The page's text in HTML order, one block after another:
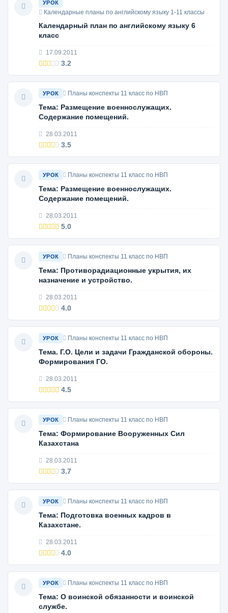
УРОК
Календарные планы по английскому языку 1-11 классы
Календарный план по английскому языку 6
класс
17.09.2011
3.2
УРОК Планы конспекты 11 класс по НВП
Тема: Размещение военнослужащих.
Содержание помещений.
28.03.2011
3.5
УРОК Планы конспекты 11 класс по НВП
Тема: Размещение военнослужащих.
Содержание помещений.
28.03.2011
5.0
УРОК Планы конспекты 11 класс по НВП
Тема: Противорадиационные укрытия, их
назначение и устройство.
28.03.2011
4.0
УРОК Планы конспекты 11 класс по НВП
Тема. Г.О. Цели и задачи Гражданской обороны.
Формирования ГО.
28.03.2011
4.5
УРОК Планы конспекты 11 класс по НВП
Тема: Формирование Вооруженных Сил
Казахстана
28.03.2011
3.7
УРОК Планы конспекты 11 класс по НВП
Тема: Подготовка военных кадров в
Казахстане.
28.03.2011
4.0
УРОК Планы конспекты 11 класс по НВП
Тема: О воинской обязанности и воинской
службе.